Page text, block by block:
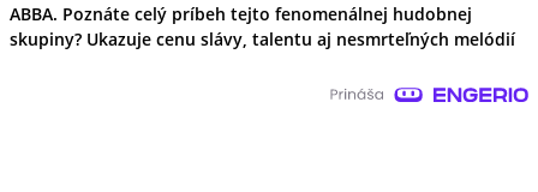
ABBA. Poznáte celý príbeh tejto fenomenálnej hudobnej
skupiny? Ukazuje cenu slávy, talentu aj nesmrteľných melódií